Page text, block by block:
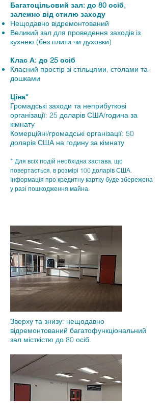
Багатоцільовий зал: до 80 осіб,
залежно від стилю заходу
Нещодавно відремонтований
Великий зал для проведення заходів із
кухнею (без плити чи духовки)
Клас А: до 25 осіб
Класний простір зі стільцями, столами та
дошками
Ціна*
Громадські заходи та неприбуткові
організації: 25 доларів США/година за
кімнату
Комерційні/громадські організації: 50
доларів США на годину за кімнату
* Для всіх подій необхідна застава, що
повертається, в розмірі 100 доларів США.
Інформація про кредитну картку буде збережена
у разі пошкодження майна.
Зверху та знизу: нещодавно
відремонтований багатофункціональний
зал місткістю до 80 осіб.